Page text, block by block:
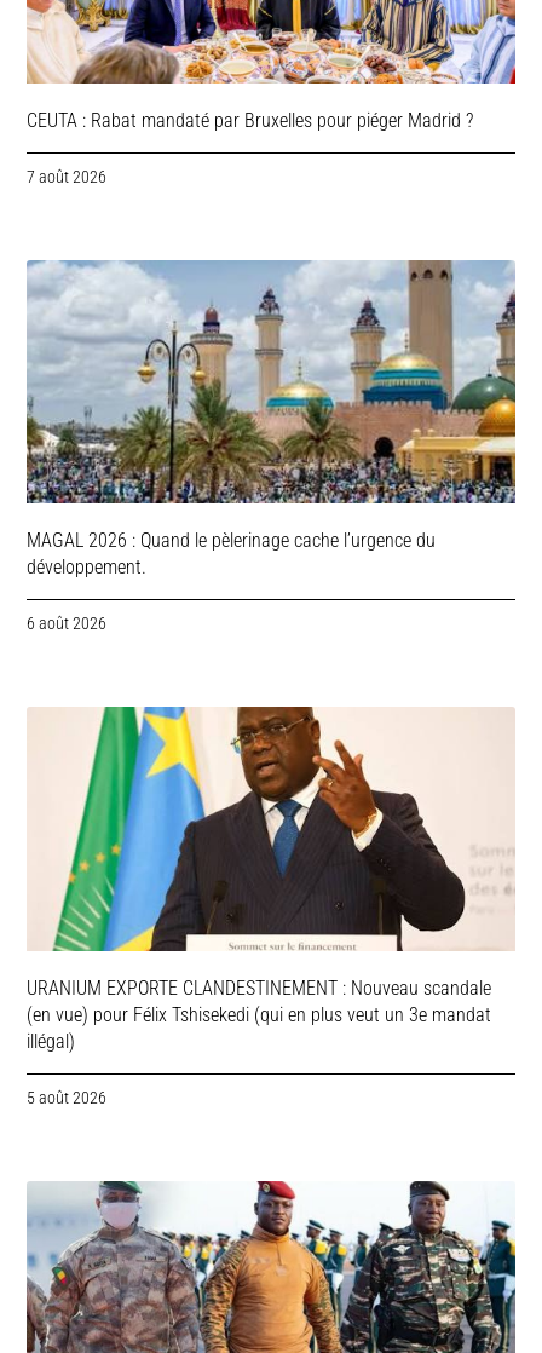
CEUTA : Rabat mandaté par Bruxelles pour piéger Madrid ?
7 août 2026
MAGAL 2026 : Quand le pèlerinage cache l’urgence du
développement.
6 août 2026
URANIUM EXPORTE CLANDESTINEMENT : Nouveau scandale
(en vue) pour Félix Tshisekedi (qui en plus veut un 3e mandat
illégal)
5 août 2026